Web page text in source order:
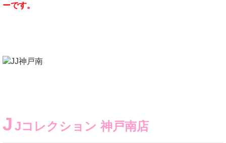
ーです。
J Jコレクション 神戸南店